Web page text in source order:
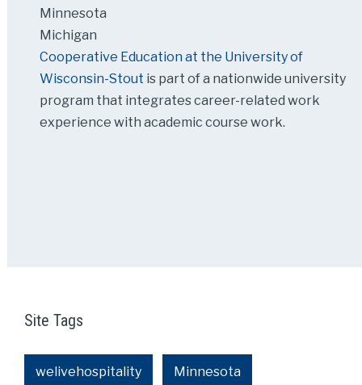
Minnesota
Michigan
Cooperative Education at the University of
Wisconsin-Stout is part of a nationwide university
program that integrates career-related work
experience with academic course work.
Site Tags
welivehospitality Minnesota